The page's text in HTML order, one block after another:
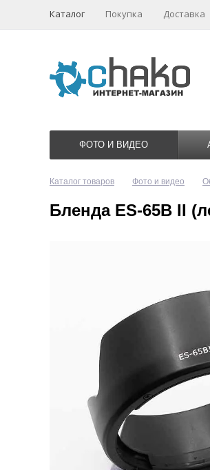
Каталог Покупка Доставка
ФОТО И ВИДЕО
Каталог товаров Фото и видео
Бленда ES-65B II